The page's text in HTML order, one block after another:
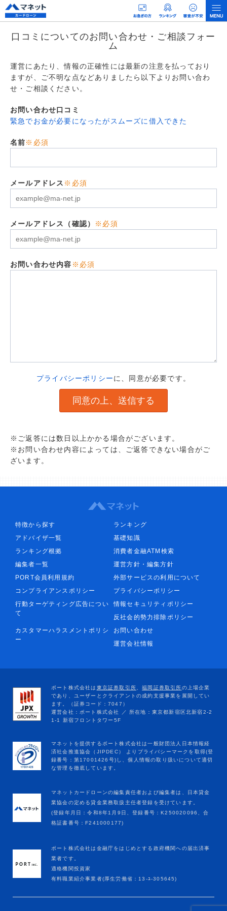
口コミについてのお問い合わせ・ご相談フォー
ム
運営にあたり、情報の正確性には最新の注意を払っており
ますが、ご不明な点などありましたら以下よりお問い合わ
せ・ご相談ください。
お問い合わせ口コミ
緊急でお金が必要になったがスムーズに借入できた
名前※必須
メールアドレス ※必須
メールアドレス（確認） ※必須
お問い合わせ内容 ※必須
プライバシーポリシーに、同意が必要です。
※ご返答には数日以上かかる場合がございます。
※お問い合わせ内容によっては、ご返答できない場合がご
ざいます。
特徴から探す
ランキング
アドバイザ一覧
基礎知識
ランキング根拠
消費者金融ATM検索
編集者一覧
運営方針・編集方針
PORT会員利用規約
外部サービスの利用について
コンプライアンスポリシー
プライバシーポリシー
行動ターゲティング広告につい
て
情報セキュリティポリシー
反社会的勢力排除ポリシー
カスタマーハラスメントポリシ
ー
お問い合わせ
運営会社情報
マネットカードローンの編集責任者および編集者は、日本貸金
業協会の定める貸金業務取扱主任者登録を受けています。
(登録年月日：令和8年1月9日、登録番号：K250020096、合
格証書番号：F241000177)
ポート株式会社は金融庁をはじめとする政府機関への届出済事
業者です。
適格機関投資家
有料職業紹介事業者(厚生労働省：13-ﾕ-305645)